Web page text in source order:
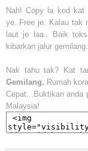
Nah! Copy la kod kat
ye..Free je. Kalau tak
laut je laa.. Baik
kibarkan jalur
Nak tahu tak? Kat
Gemilang..Rumah
Cepat...Buktikan anda
Malaysia!